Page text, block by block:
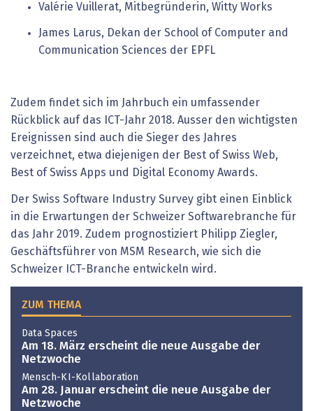
Valérie Vuillerat, Mitbegründerin, Witty Works
James Larus, Dekan der School of Computer and
Communication Sciences der EPFL
Zudem findet sich im Jahrbuch ein umfassender
Rückblick auf das ICT-Jahr 2018. Ausser den wichtigsten
Ereignissen sind auch die Sieger des Jahres
verzeichnet, etwa diejenigen der Best of Swiss Web,
Best of Swiss Apps und Digital Economy Awards.
Der Swiss Software Industry Survey gibt einen Einblick
in die Erwartungen der Schweizer Softwarebranche für
das Jahr 2019. Zudem prognostiziert Philipp Ziegler,
Geschäftsführer von MSM Research, wie sich die
Schweizer ICT-Branche entwickeln wird.
ZUM THEMA
Data Spaces
Am 18. März erscheint die neue Ausgabe der
Netzwoche
Mensch-KI-Kollaboration
Am 28. Januar erscheint die neue Ausgabe der
Netzwoche